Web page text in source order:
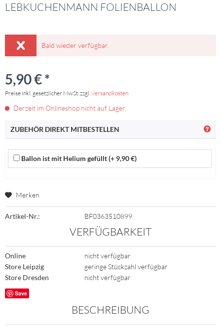
LEBKUCHENMANN FOLIENBALLON
Bald wieder verfügbar.
5,90 € *
Preise inkl. gesetzlicher MwSt. zzgl.Versandkosten
Derzeit im Onlineshop nicht auf Lager.
ZUBEHÖR DIREKT MITBESTELLEN
Ballon ist mit Helium gefüllt (+ 9,90 €)
Merken
Artikel-Nr.: BF0363510899
VERFÜGBARKEIT
Online
nicht verfügbar
Store Leipzig
geringe Stückzahl verfügbar
Store Dresden
nicht verfügbar
Save
BESCHREIBUNG